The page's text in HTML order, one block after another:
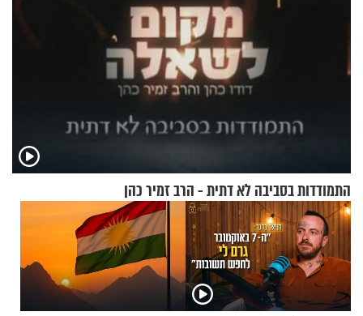
התמודדות בסביבה לא דתית - הרב זמיר כהן